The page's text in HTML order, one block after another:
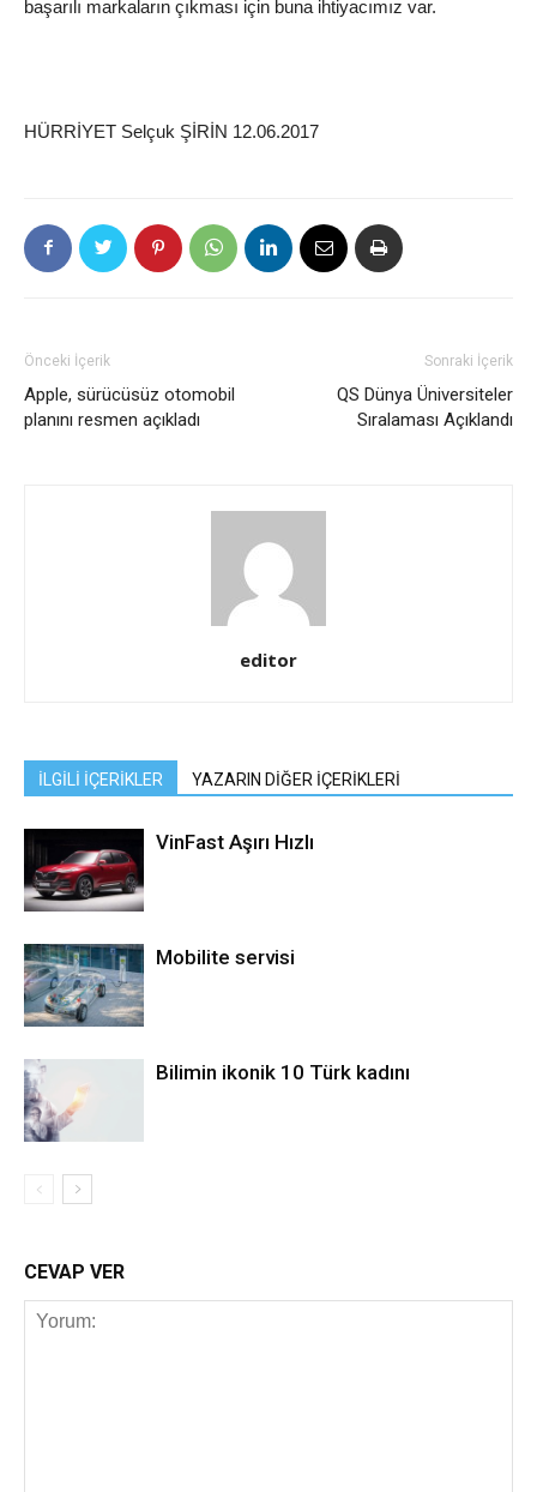
başarılı markaların çıkması için buna ihtiyacımız var.
HÜRRİYET Selçuk ŞİRİN 12.06.2017
Önceki İçerik
Apple, sürücüsüz otomobil
planını resmen açıkladı
Sonraki İçerik
QS Dünya Üniversiteler
Sıralaması Açıklandı
editor
İLGİLİ İÇERİKLER YAZARIN DİĞER İÇERİKLERİ
VinFast Aşırı Hızlı
Mobilite servisi
Bilimin ikonik 10 Türk kadını
CEVAP VER